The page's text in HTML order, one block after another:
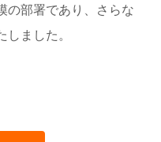
の部署であり、さらな
ました。